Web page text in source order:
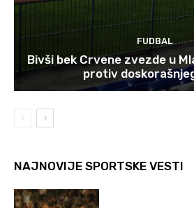
FUDBAL
Bivši bek Crvene zvezde u
protiv
NAJNOVIJE SPORTSKE VESTI